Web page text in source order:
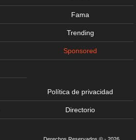
Fama
Trending
Sponsored
Política de privacidad
Directorio